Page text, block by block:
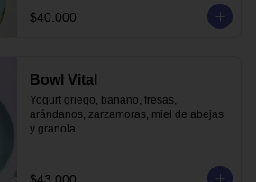
$40.000
Bowl Vital
Yogurt griego, banano, fresas,
arándanos, zarzamoras, miel de abejas
y granola.